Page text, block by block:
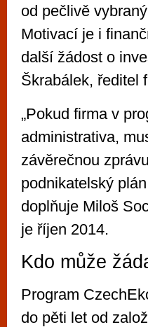
od pečlivě
Motivací je i
další žádost o
Škrabálek, ředitel
„Pokud firma v
administrativa,
závěrečnou
podnikatelský
doplňuje Miloš
je říjen 2014.
Kdo může
Program
do pěti let od